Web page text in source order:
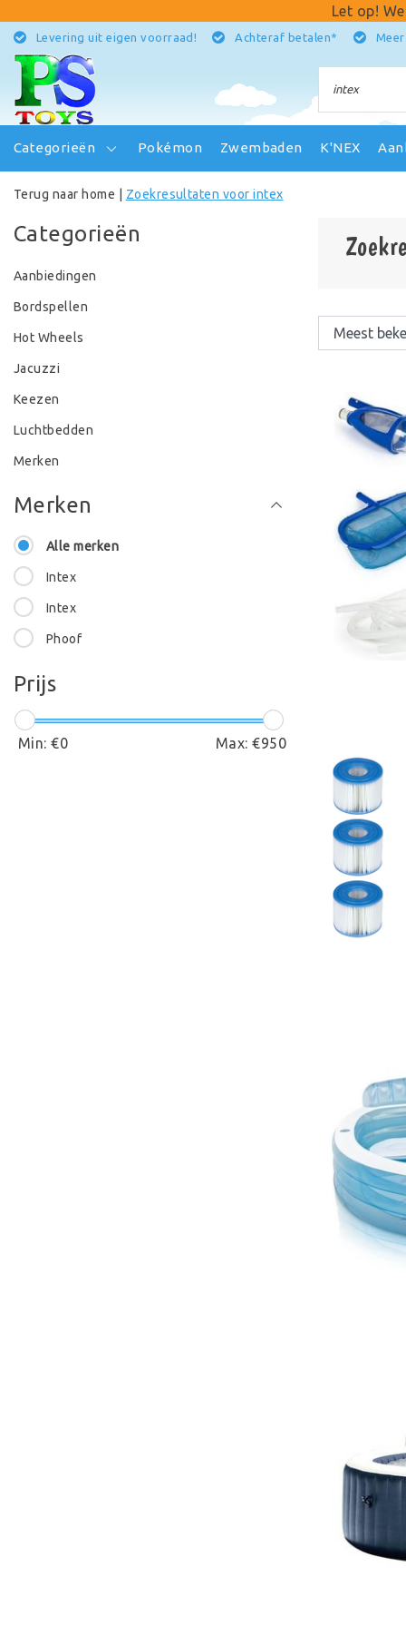
Let op!
Levering uit eigen voorraad! Achteraf betalen*
Categorieën Pokémon Zwembaden K'NEX
Terug naar home Zoekresultaten voor intex
Categorieën
Aanbiedingen
Bordspellen
Hot Wheels
Jacuzzi
Keezen
Luchtbedden
Merken
Merken
Alle merken
Intex
Intex
Phoof
Prijs
Min: €0 Max: €950